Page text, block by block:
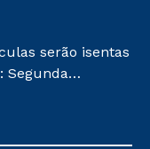
serão isentas
Segunda
será de R$